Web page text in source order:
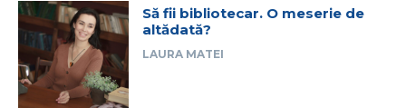
Să fii bibliotecar. O meserie de
altădată?
LAURA MATEI